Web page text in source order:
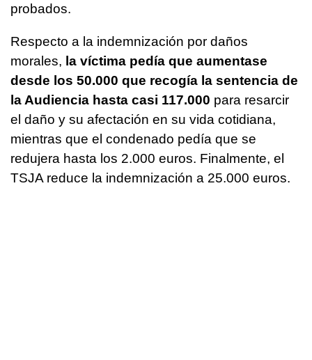
probados.
Respecto a la indemnización por daños
morales, la víctima pedía que aumentase
desde los 50.000 que recogía la sentencia de
la Audiencia hasta casi 117.000 para resarcir
el daño y su afectación en su vida cotidiana,
mientras que el condenado pedía que se
redujera hasta los 2.000 euros. Finalmente, el
TSJA reduce la indemnización a 25.000 euros.